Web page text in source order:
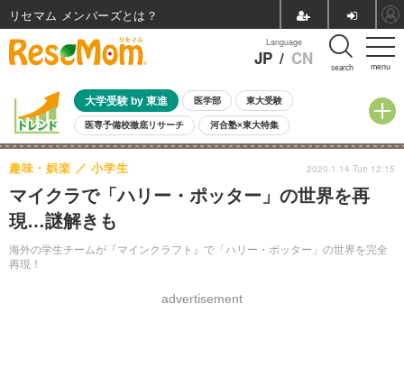
menu
Language
JP / CN search
大学受験 by 東進 医学部 東大受験
医専予備校徹底リサーチ 河合塾×東大特集
親子で考える大学選び 高校受験 中学受験 小学校受験
共通テスト 夏休み
8月開催イベント・WS 全国公立高校 過去問 人気記事
自由研究教材（小学生向け）
マイクラで「ハリー・ポッター」の世界を再
現…謎解きも
海外の学生チームが『マインクラフト』で「ハリー・ポッター」の世界を完全
再現！
趣味・娯楽 小学生
advertisement
2020.1.14 Tue 12:15
リセマム メンバーズ